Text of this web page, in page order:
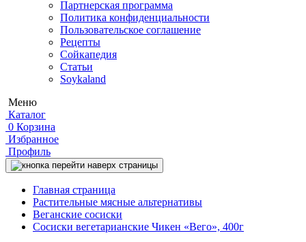
Партнерская программа
Политика конфиденциальности
Пользовательское соглашение
Рецепты
Сойкапедия
Статьи
Soykaland
Меню
Каталог
0 Корзина
Избранное
Профиль
Главная страница
Растительные мясные альтернативы
Веганские сосиски
Сосиски вегетарианские Чикен «Вего», 400г